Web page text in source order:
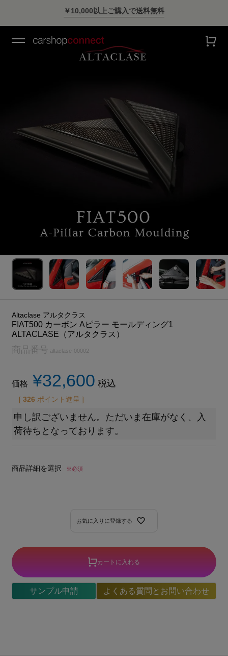
￥10,000以上ご購入で送料無料
Altaclase アルタクラス
FIAT500 カーボン Aピラー モールディング1
ALTACLASE（アルタクラス）
商品番号 altaclase-00002
価格 ¥32,600 税込
[ 326 ポイント進呈 ]
申し訳ございません。ただいま在庫がなく、入
荷待ちとなっております。
商品詳細を選択 ※必須
お気に入りに登録する
カートに入れる
サンプル申請 よくある質問とお問い合わせ